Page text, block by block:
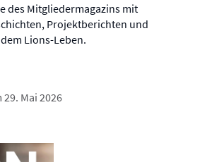
des Mitgliedermagazins mit
Projektberichten und
Lions-Leben.
Mai 2026